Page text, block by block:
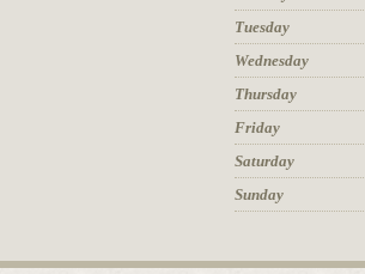
Tuesday
Wednesday
Thursday
Friday
Saturday
Sunday